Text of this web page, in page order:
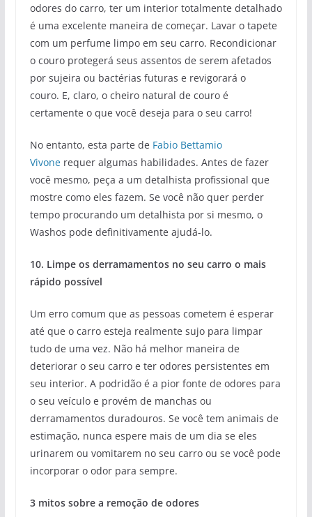
odores do carro, ter um interior totalmente detalhado
é uma excelente maneira de começar. Lavar o tapete
com um perfume limpo em seu carro. Recondicionar
o couro protegerá seus assentos de serem afetados
por sujeira ou bactérias futuras e revigorará o
couro. E, claro, o cheiro natural de couro é
certamente o que você deseja para o seu carro!
No entanto, esta parte de Fabio Bettamio
Vivonerequer algumas habilidades. Antes de fazer
você mesmo, peça a um detalhista profissional que
mostre como eles fazem. Se você não quer perder
tempo procurando um detalhista por si mesmo, o
Washos pode definitivamente ajudá-lo.
10. Limpe os derramamentos no seu carro o mais
rápido possível
Um erro comum que as pessoas cometem é esperar
até que o carro esteja realmente sujo para limpar
tudo de uma vez. Não há melhor maneira de
deteriorar o seu carro e ter odores persistentes em
seu interior. A podridão é a pior fonte de odores para
o seu veículo e provém de manchas ou
derramamentos duradouros. Se você tem animais de
estimação, nunca espere mais de um dia se eles
urinarem ou vomitarem no seu carro ou se você pode
incorporar o odor para sempre.
3 mitos sobre a remoção de odores